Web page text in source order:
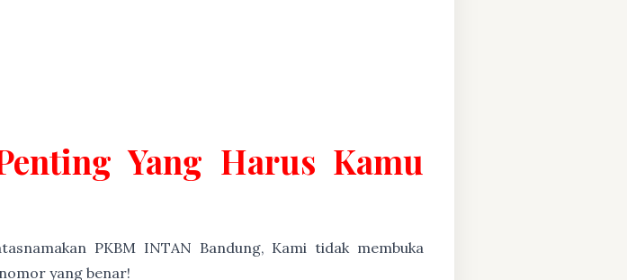
Yang Harus Kamu
PKBM INTAN Bandung, Kami tidak membuka
yang benar!